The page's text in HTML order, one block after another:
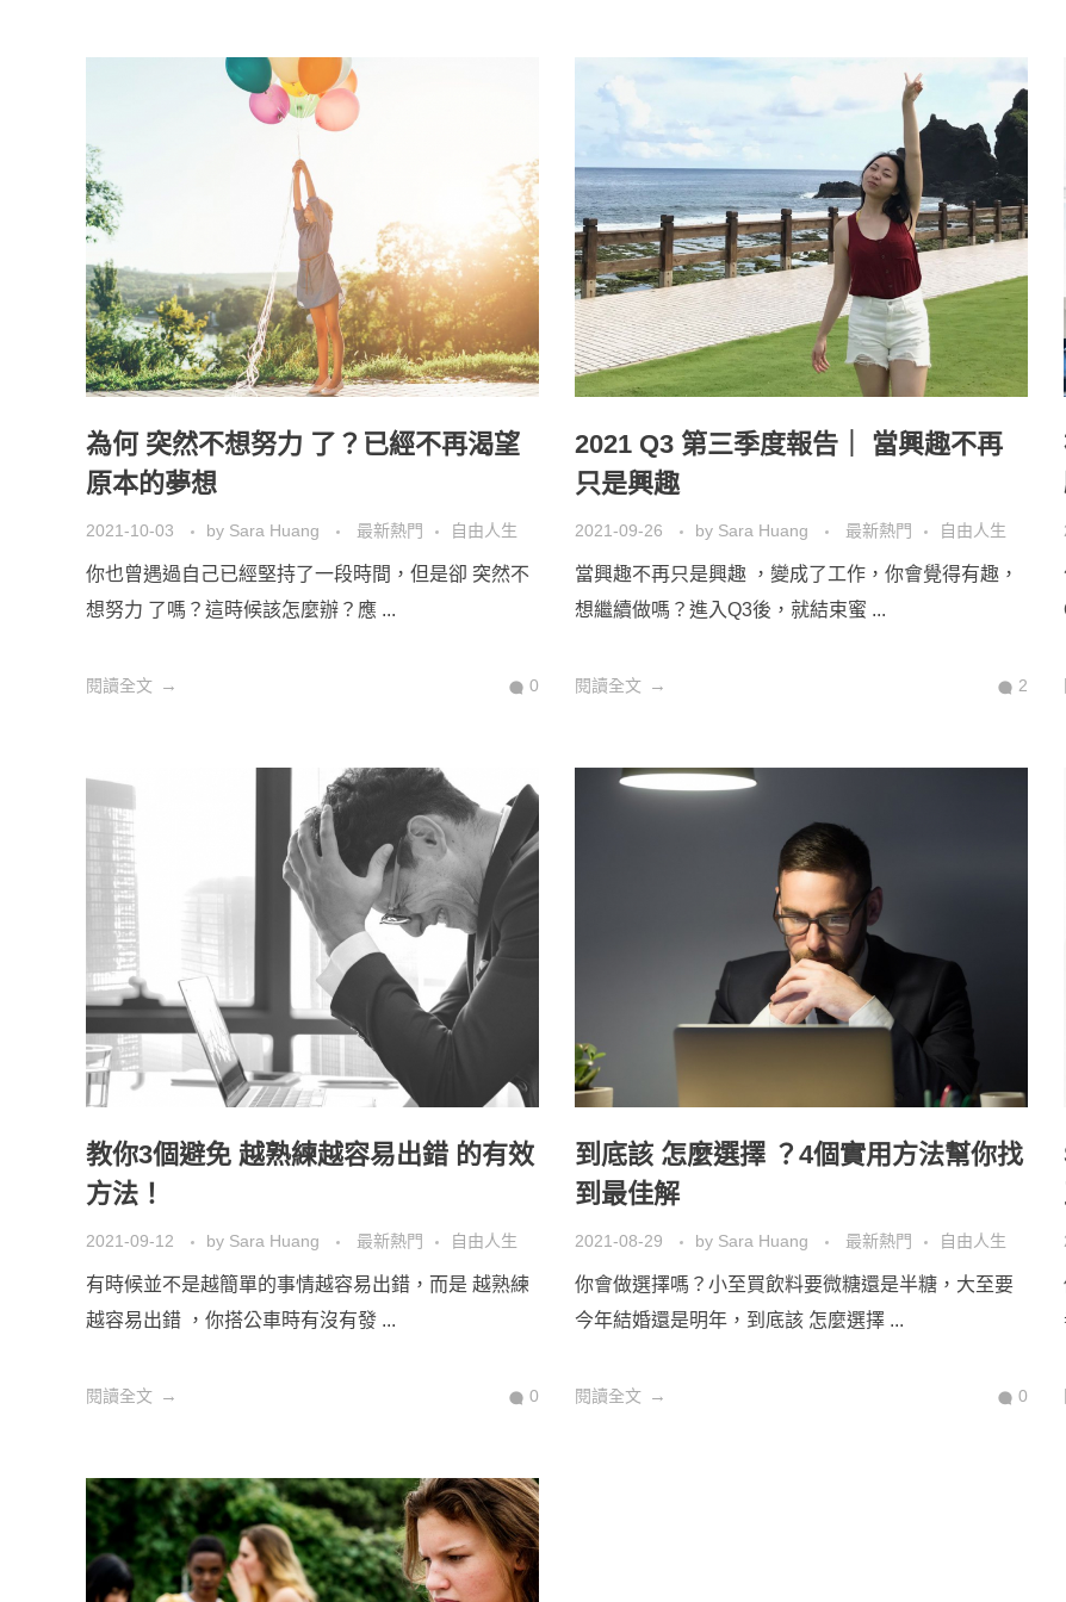
為何 突然不想努力 了？已經不再渴望
原本的夢想
2021-10-03 by Sara Huang 最新熱門 自由人生
你也曾遇過自己已經堅持了一段時間，但是卻 突然不
想努力 了嗎？這時候該怎麼辦？應 ...
閱讀全文 0
2021 Q3 第三季度報告｜ 當興趣不再
只是興趣
2021-09-26 by Sara Huang 最新熱門 自由人生
當興趣不再只是興趣 ，變成了工作，你會覺得有趣，
想繼續做嗎？進入Q3後，就結束蜜 ...
閱讀全文 2
教你3個避免 越熟練越容易出錯 的有效
方法！
2021-09-12 by Sara Huang 最新熱門 自由人生
有時候並不是越簡單的事情越容易出錯，而是 越熟練
越容易出錯 ，你搭公車時有沒有發 ...
閱讀全文 0
到底該 怎麼選擇 ？4個實用方法幫你找
到最佳解
2021-08-29 by Sara Huang 最新熱門 自由人生
你會做選擇嗎？小至買飲料要微糖還是半糖，大至要
今年結婚還是明年，到底該 怎麼選擇 ...
閱讀全文 0